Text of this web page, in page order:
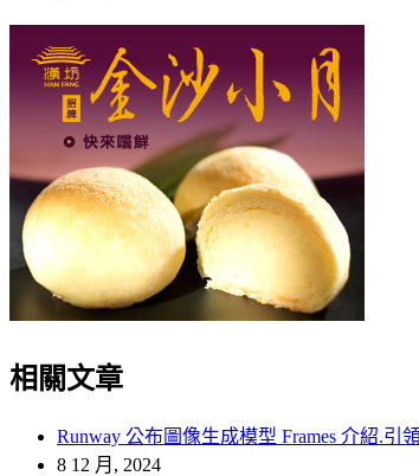
相關文章
Runway 公布圖像生成模型 Frames 介紹.引
8 12 月, 2024